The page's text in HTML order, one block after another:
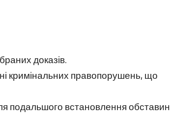
доказів.
кримінальних правопорушень, що
подальшого встановлення обставин